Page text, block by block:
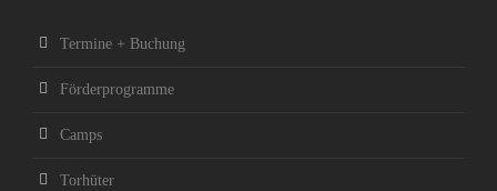
Termine + Buchung
Förderprogramme
Camps
Torhüter